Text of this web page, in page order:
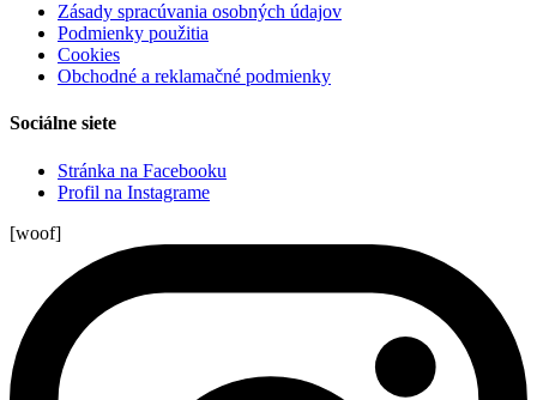
Zásady spracúvania osobných údajov
Podmienky použitia
Cookies
Obchodné a reklamačné podmienky
Sociálne siete
Stránka na Facebooku
Profil na Instagrame
[woof]